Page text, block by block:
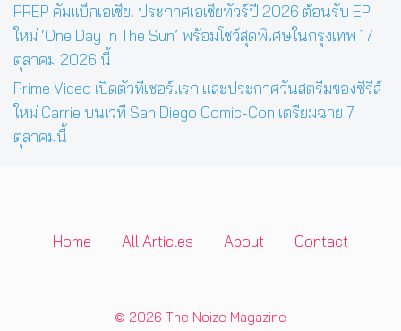
PREP คัมแบ็กเอเชีย! ประกาศเอเชียทัวร์ปี 2026 ต้อนรับ EP
ใหม่ ‘One Day In The Sun’ พร้อมโชว์สุดพิเศษในกรุงเทพ 17
ตุลาคม 2026 นี้
Prime Video เปิดตัวทีเซอร์แรก และประกาศวันสตรีมของซีรีส์
ใหม่ Carrie บนเวที San Diego Comic-Con เตรียมฉาย 7
ตุลาคมนี้
Home All Articles About Contact
© 2026 The Noize Magazine